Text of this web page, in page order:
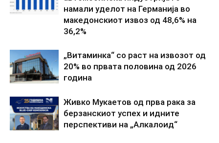
намали уделот на Германија во
македонскиот извоз од 48,6% на
36,2%
„Витаминка“ со раст на извозот од
20% во првата половина од 2026
година
Живко Мукаетов од прва рака за
берзанскиот успех и идните
перспективи на „Алкалоид“